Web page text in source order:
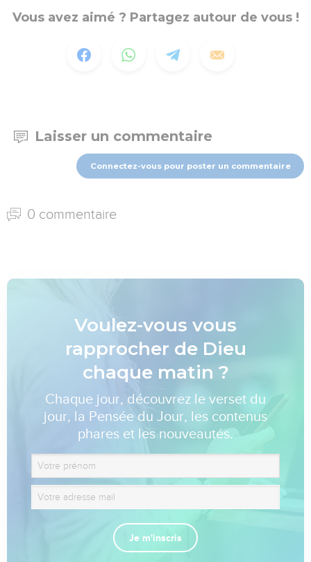
Vous avez aimé ? Partagez autour de vous !
Laisser un commentaire
Connectez-vous pour poster un commentaire
0 commentaire
Voulez-vous vous
rapprocher de Dieu
chaque matin ?
Chaque jour, découvrez le verset du
jour, la Pensée du Jour, les contenus
phares et les nouveautés.
Je m'inscris